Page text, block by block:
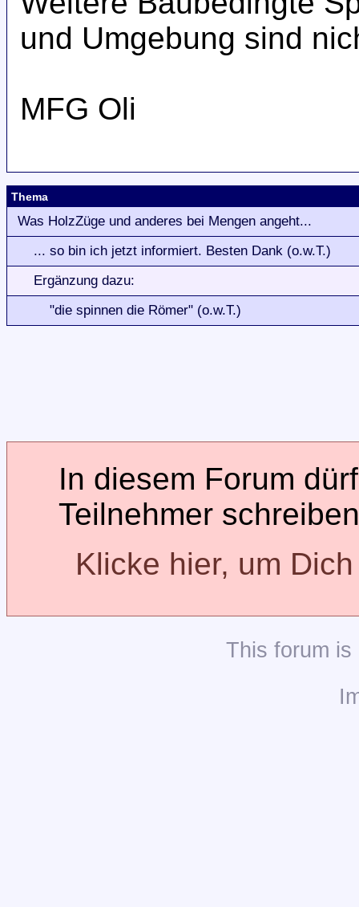
und Umgebung sind
MFG Oli
Thema
Was HolzZüge und anderes bei Mengen angeht...
... so bin ich jetzt informiert. Besten Dank (o.w.T.)
Ergänzung dazu:
"die spinnen die Römer" (o.w.T.)
In diesem Forum
Teilnehmer
Klicke hier, um
This forum is